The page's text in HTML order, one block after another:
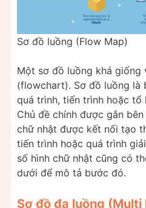
Sơ đồ luồng (Flow Map)
Một sơ đồ luồng khá giống
(flowchart). Sơ đồ luồng là
quá trình, tiến trình hoặc tổ
Chủ đề chính được gắn
chữ nhật được kết nối tạo
tiến trình hoặc quá trình
số hình chữ nhật cũng có
dưới để mô tả bước đó.
Sơ đồ đa luồng (Multi